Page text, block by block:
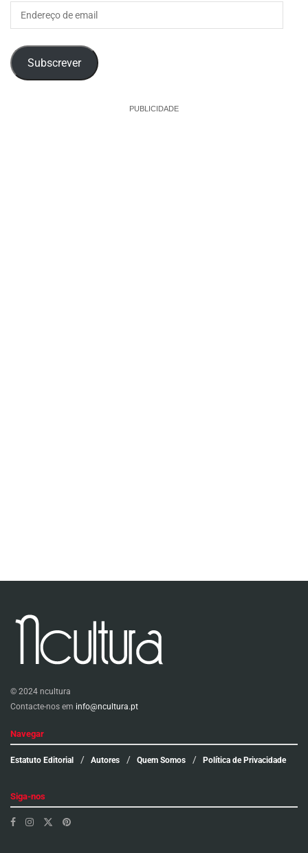
Subscrever
PUBLICIDADE
© 2024 ncultura
Contacte-nos em info@ncultura.pt
Navegar
Estatuto Editorial Autores Quem Somos Política de Privacidade
Siga-nos